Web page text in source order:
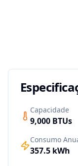
Capacidade
9,000 BTUs
Consumo
357.5 kWh